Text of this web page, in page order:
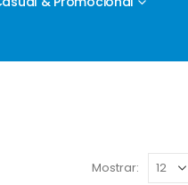
Mostrar: